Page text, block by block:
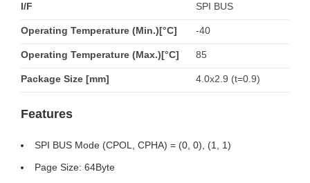
I/F SPI BUS
Operating Temperature (Min.)[°C] -40
Operating Temperature (Max.)[°C] 85
Package Size [mm] 4.0x2.9 (t=0.9)
Features
SPI BUS Mode (CPOL, CPHA) = (0, 0), (1, 1)
Page Size: 64Byte